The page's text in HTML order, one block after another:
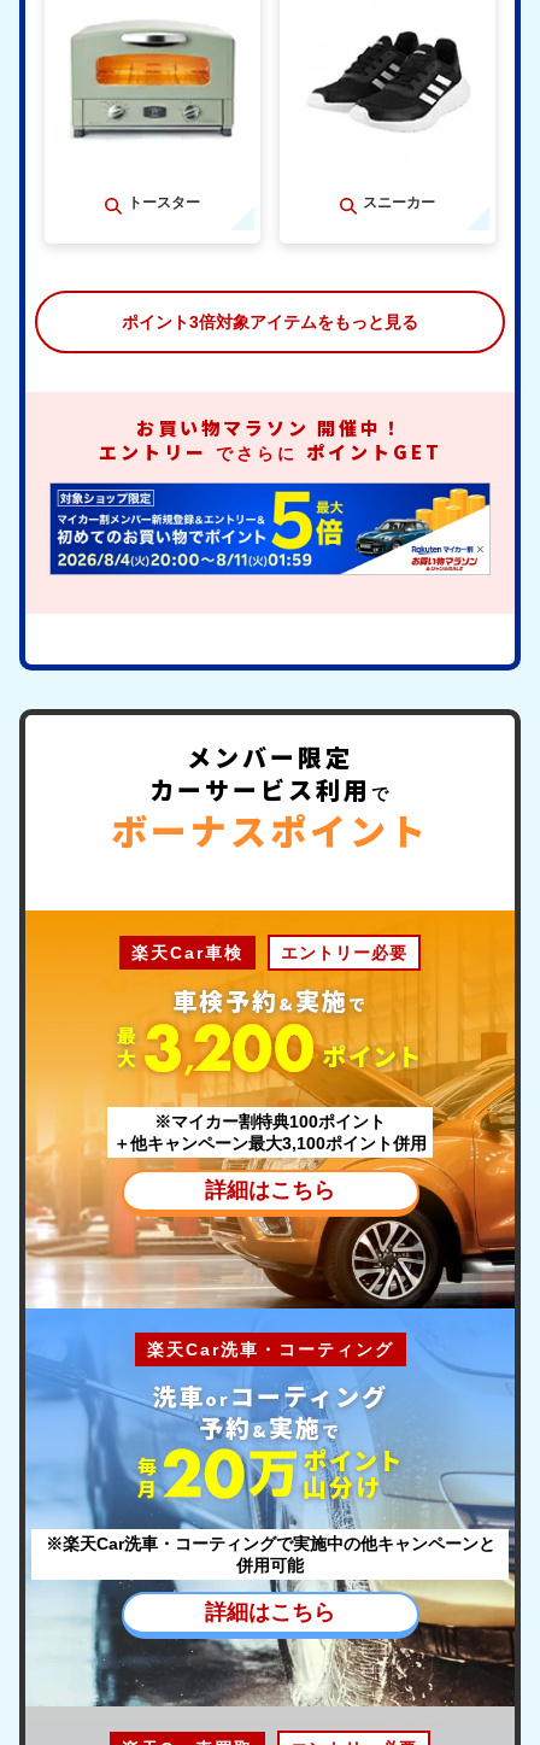
トースター スニーカー
ポイント3倍対象アイテムをもっと見る
お買い物マラソン 開催中！
エントリー
でさらに ポイントGET
メンバー限定
カーサービス利用 で
ボーナスポイント
楽天Car車検 エントリー必要
車検予約&実施で
最
大 ポイント
※マイカー割特典100ポイント
＋他キャンペーン最大3,100ポイント併用
詳細はこちら
楽天Car洗車・コーティング
洗車or コーティング
予約&実施で
毎
月
ポイント
山分け
※楽天Car洗車・コーティングで実施中の他キャンペーンと
併用可能
詳細はこちら